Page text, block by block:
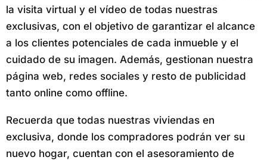
la visita virtual y el vídeo de todas nuestras
exclusivas, con el objetivo de garantizar el alcance
a los clientes potenciales de cada inmueble y el
cuidado de su imagen. Además, gestionan nuestra
página web, redes sociales y resto de publicidad
tanto online como offline.
Recuerda que todas nuestras viviendas en
exclusiva, donde los compradores podrán ver su
nuevo hogar, cuentan con el asesoramiento de